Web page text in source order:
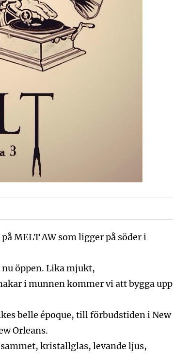
MELT AW som ligger på söder i
öppen. Lika mjukt,
i munnen kommer vi att bygga upp
belle époque, till förbudstiden i New
Orleans.
kristallglas, levande ljus,